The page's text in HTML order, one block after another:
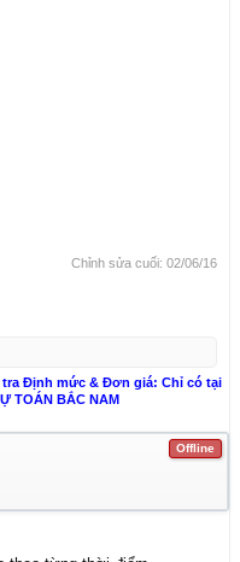
Chỉnh sửa cuối: 02/06/16
tra Định mức & Đơn giá: Chỉ có tại
TOÁN BẮC NAM
Offline